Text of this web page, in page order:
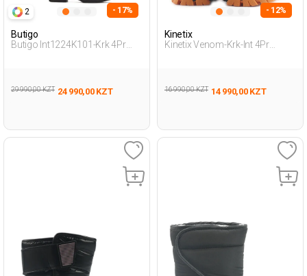
2 - 17%
Butigo
Butigo Int1224K101-Krk 4Pr
29 990,00 KZT 24 990,00 KZT
- 12%
Kinetix
Kinetix Venom-Krk-Int 4Pr
16 990,00 KZT 14 990,00 KZT